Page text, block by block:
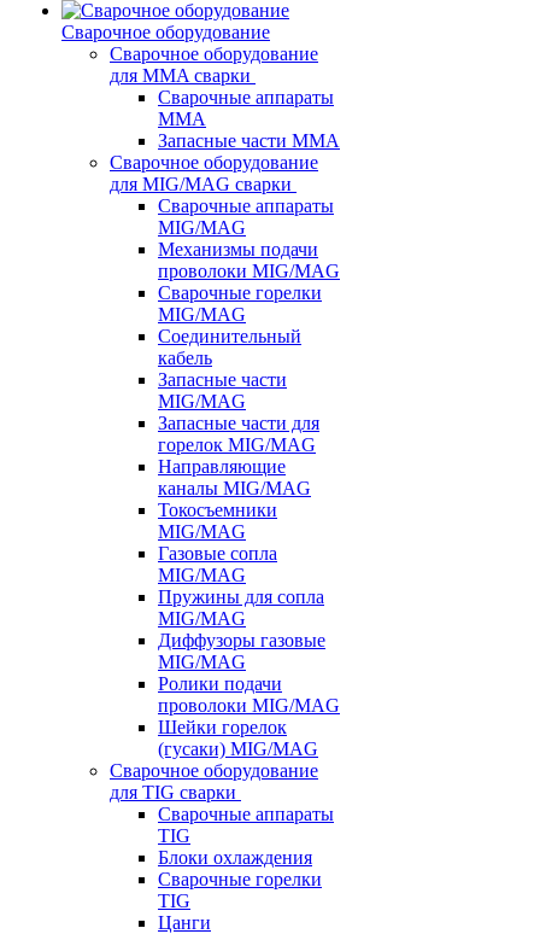
Сварочное оборудование
Сварочное оборудование
для MMA сварки
Сварочные аппараты
MMA
Запасные части MMA
Сварочное оборудование
для MIG/MAG сварки
Сварочные аппараты
MIG/MAG
Механизмы подачи
проволоки MIG/MAG
Сварочные горелки
MIG/MAG
Соединительный
кабель
Запасные части
MIG/MAG
Запасные части для
горелок MIG/MAG
Направляющие
каналы MIG/MAG
Токосъемники
MIG/MAG
Газовые сопла
MIG/MAG
Пружины для сопла
MIG/MAG
Диффузоры газовые
MIG/MAG
Ролики подачи
проволоки MIG/MAG
Шейки горелок
(гусаки) MIG/MAG
Сварочное оборудование
для TIG сварки
Сварочные аппараты
TIG
Блоки охлаждения
Сварочные горелки
TIG
Цанги